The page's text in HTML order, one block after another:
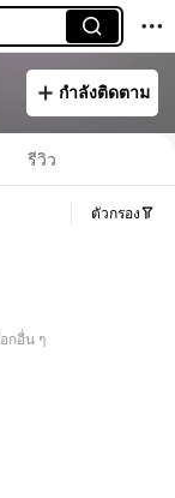
กำลังติดตาม
รีวิว
ตัวกรอง
กอื่น ๆ